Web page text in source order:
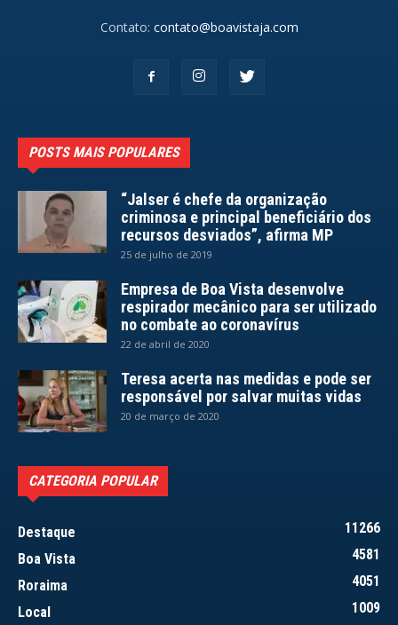
Contato: contato@boavistaja.com
POSTS MAIS POPULARES
“Jalser é chefe da organização
criminosa e principal beneficiário dos
recursos desviados”, afirma MP
25 de julho de 2019
Empresa de Boa Vista desenvolve
respirador mecânico para ser utilizado
no combate ao coronavírus
22 de abril de 2020
Teresa acerta nas medidas e pode ser
responsável por salvar muitas vidas
20 de março de 2020
CATEGORIA POPULAR
Destaque
11266
Boa Vista
4581
Roraima
4051
Local
1009